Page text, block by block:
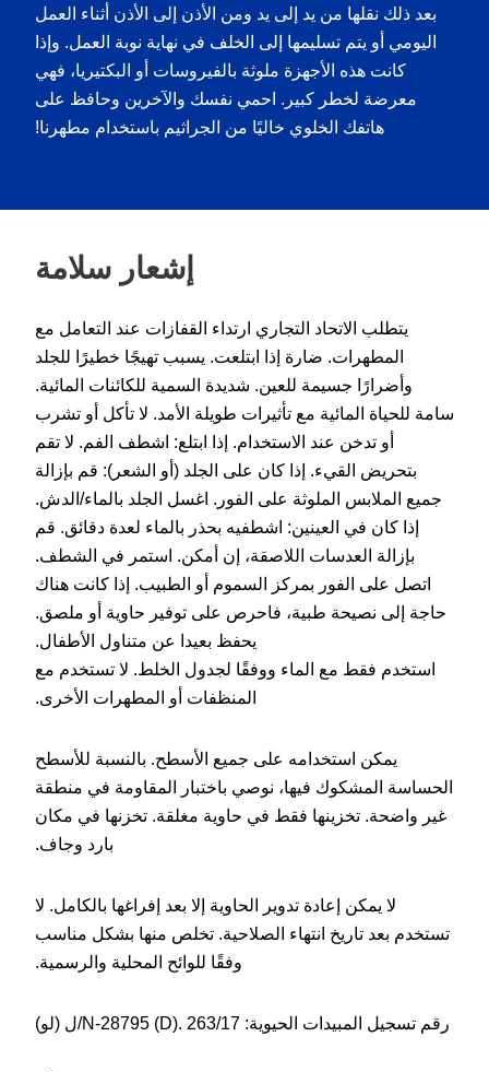
بعد ذلك نقلها من يد إلى يد ومن الأذن إلى الأذن أثناء العمل
اليومي أو يتم تسليمها إلى الخلف في نهاية نوبة العمل. وإذا
كانت هذه الأجهزة ملوثة بالفيروسات أو البكتيريا، فهي
معرضة لخطر كبير. احمي نفسك والآخرين وحافظ على
هاتفك الخلوي خاليًا من الجراثيم باستخدام مطهرنا!
إشعار سلامة
يتطلب الاتحاد التجاري ارتداء القفازات عند التعامل مع
المطهرات. ضارة إذا ابتلعت. يسبب تهيجًا خطيرًا للجلد
وأضرارًا جسيمة للعين. شديدة السمية للكائنات المائية.
سامة للحياة المائية مع تأثيرات طويلة الأمد. لا تأكل أو تشرب
أو تدخن عند الاستخدام. إذا ابتلع: اشطف الفم. لا تقم
بتحريض القيء. إذا كان على الجلد (أو الشعر): قم بإزالة
جميع الملابس الملوثة على الفور. اغسل الجلد بالماء/الدش.
إذا كان في العينين: اشطفيه بحذر بالماء لعدة دقائق. قم
بإزالة العدسات اللاصقة، إن أمكن. استمر في الشطف.
اتصل على الفور بمركز السموم أو الطبيب. إذا كانت هناك
حاجة إلى نصيحة طبية، فاحرص على توفير حاوية أو ملصق.
يحفظ بعيدا عن متناول الأطفال.
استخدم فقط مع الماء ووفقًا لجدول الخلط. لا تستخدم مع
المنظفات أو المطهرات الأخرى.
يمكن استخدامه على جميع الأسطح. بالنسبة للأسطح
الحساسة المشكوك فيها، نوصي باختبار المقاومة في منطقة
غير واضحة. تخزينها فقط في حاوية مغلقة. تخزنها في مكان
بارد وجاف.
لا يمكن إعادة تدوير الحاوية إلا بعد إفراغها بالكامل. لا
تستخدم بعد تاريخ انتهاء الصلاحية. تخلص منها بشكل مناسب
وفقًا للوائح المحلية والرسمية.
رقم تسجيل المبيدات الحيوية: N-28795 (D). 263/17/ل (لو)